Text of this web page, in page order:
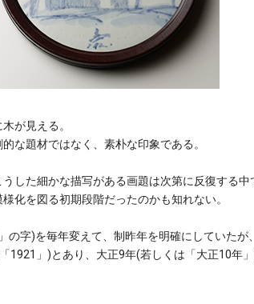
が見える。
な題材ではなく、素朴な印象である。
した細かな描写がある画題は次第に反復する中
化を図る初期段階だったのかも知れない。
の字)を毎年変えて、制昨年を明確にしていたが
1921」)とあり、大正9年(若しくは「大正10年